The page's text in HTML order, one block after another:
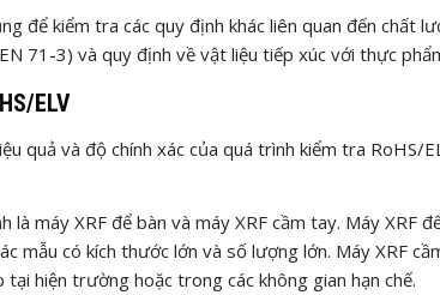
để kiểm tra các quy định khác liên quan đến chất
71-3) và quy định về vật liệu tiếp xúc với thực
ELV
quả và độ chính xác của quá trình kiểm tra RoHS/
máy XRF để bàn và máy XRF cầm tay. Máy XRF
mẫu có kích thước lớn và số lượng lớn. Máy XRF
hiện trường hoặc trong các không gian hạn chế.